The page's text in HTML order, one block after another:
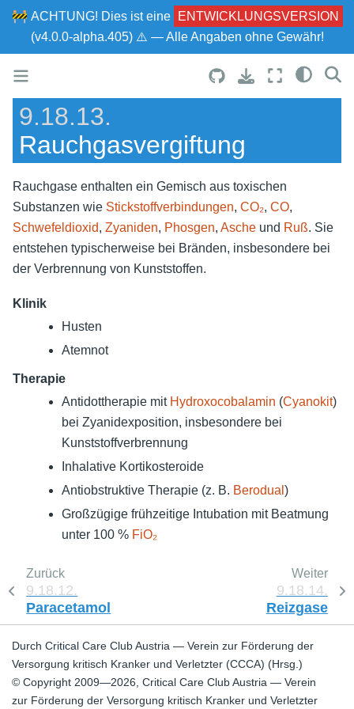
🚧 ACHTUNG! Dies ist eine
ENTWICKLUNGSVERSION
(v4.0.0-alpha.405) ⚠ — Alle Angaben ohne Gewähr!
9.18.13.
Rauchgasvergiftung
Rauchgase enthalten ein Gemisch aus toxischen
Substanzen wie Stickstoffverbindungen, CO₂, CO,
Schwefeldioxid, Zyaniden, Phosgen, Asche und Ruß. Sie
entstehen typischerweise bei Bränden, insbesondere bei
der Verbrennung von Kunststoffen.
Klinik
Husten
Atemnot
Therapie
Antidottherapie mit Hydroxocobalamin (Cyanokit)
bei Zyanidexposition, insbesondere bei
Kunststoffverbrennung
Inhalative Kortikosteroide
Antiobstruktive Therapie (z. B. Berodual )
Großzügige frühzeitige Intubation mit Beatmung
unter 100 % FiO₂
Zurück
9.18.12.
Paracetamol
Weiter
9.18.14.
Reizgase
Durch Critical Care Club Austria — Verein zur Förderung der
Versorgung kritisch Kranker und Verletzter (CCCA) (Hrsg.)
© Copyright 2009—2026, Critical Care Club Austria — Verein
zur Förderung der Versorgung kritisch Kranker und Verletzter